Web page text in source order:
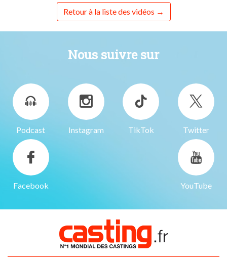
Retour à la liste des vidéos
Nous suivre sur
Podcast Instagram TikTok Twitter
Facebook YouTube